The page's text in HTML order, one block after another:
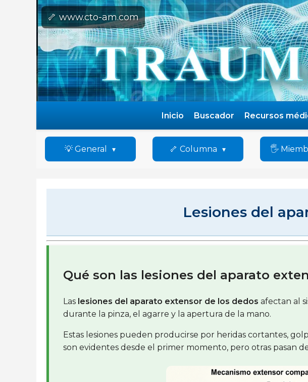
🦴 www.cto-am.com
Inicio Buscador Recursos
💡 General 🦴 Columna 🖐️
Lesiones del
Qué son las lesiones del aparato
Las lesiones del aparato extensor de los dedos afectan al
durante la pinza, el agarre y la apertura de la mano.
Estas lesiones pueden producirse por heridas cortantes,
son evidentes desde el primer momento, pero otras pasan